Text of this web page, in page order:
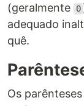
(geralmente
0
adequado
quê.
Os